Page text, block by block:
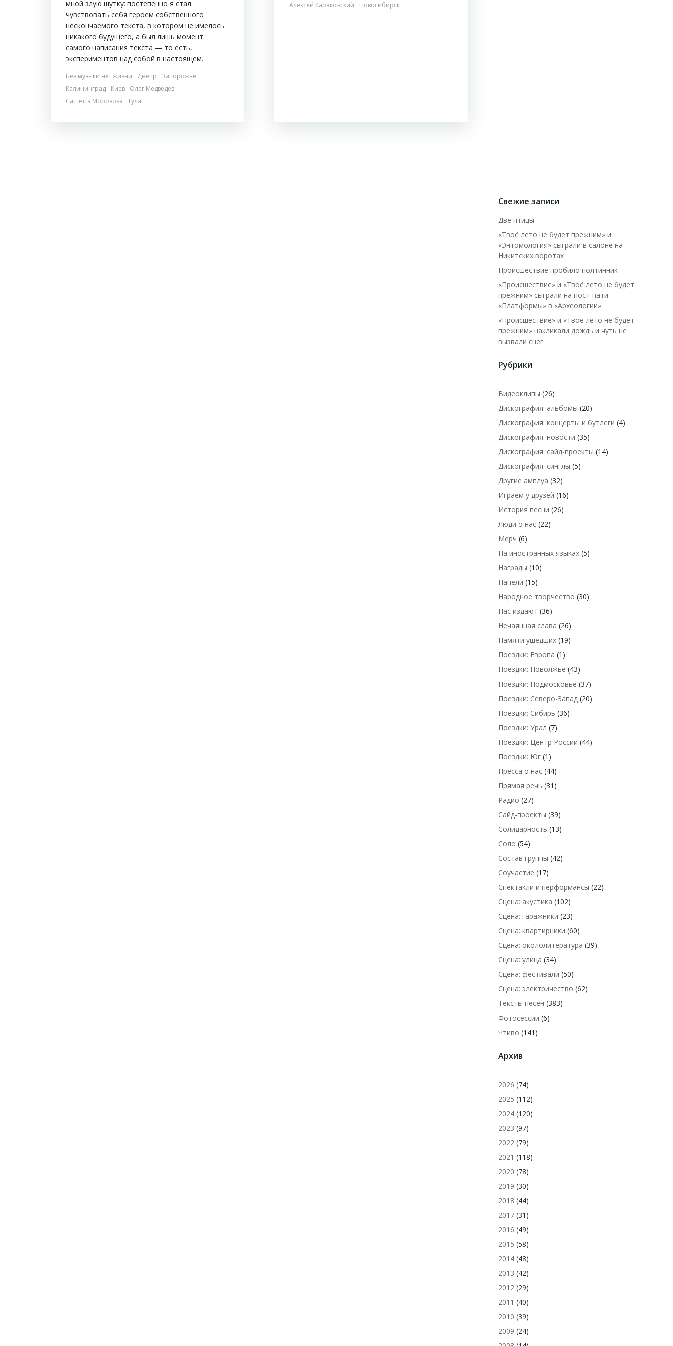
мной злую шутку: постепенно я стал
чувствовать себя героем собственного
нескончаемого текста, в котором не имелось
никакого будущего, а был лишь момент
самого написания текста — то есть,
экспериментов над собой в настоящем.
Без музыки нет жизни Днепр
Запорожье
Калининград
Киев
Олег Медведев
Сашетта Морозова
Тула
Алексей Караковский Новосибирск
Свежие записи
Две птицы
«Твоё лето не будет прежним» и
«Энтомология» сыграли в салоне на
Никитских воротах
Происшествие пробило полтинник
«Происшествие» и «Твоё лето не будет
прежним» сыграли на пост-пати
«Платформы» в «Археологии»
«Происшествие» и «Твоё лето не будет
прежним» накликали дождь и чуть не
вызвали снег
Рубрики
Видеоклипы (26)
Дискография: альбомы (20)
Дискография: концерты и бутлеги (4)
Дискография: новости (35)
Дискография: сайд-проекты (14)
Дискография: синглы (5)
Другие амплуа (32)
Играем у друзей (16)
История песни (26)
Люди о нас (22)
Мерч (6)
На иностранных языках (5)
Награды (10)
Напели (15)
Народное творчество (30)
Нас издают (36)
Нечаянная слава (26)
Памяти ушедших (19)
Поездки: Европа (1)
Поездки: Поволжье (43)
Поездки: Подмосковье (37)
Поездки: Северо-Запад (20)
Поездки: Сибирь (36)
Поездки: Урал (7)
Поездки: Центр России (44)
Поездки: Юг (1)
Пресса о нас (44)
Прямая речь (31)
Радио (27)
Сайд-проекты (39)
Солидарность (13)
Соло (54)
Состав группы (42)
Соучастие (17)
Спектакли и перформансы (22)
Сцена: акустика (102)
Сцена: гаражники (23)
Сцена: квартирники (60)
Сцена: окололитература (39)
Сцена: улица (34)
Сцена: фестивали (50)
Сцена: электричество (62)
Тексты песен (383)
Фотосессии (6)
Чтиво (141)
Архив
2026 (74)
2025 (112)
2024 (120)
2023 (97)
2022 (79)
2021 (118)
2020 (78)
2019 (30)
2018 (44)
2017 (31)
2016 (49)
2015 (58)
2014 (48)
2013 (42)
2012 (29)
2011 (40)
2010 (39)
2009 (24)